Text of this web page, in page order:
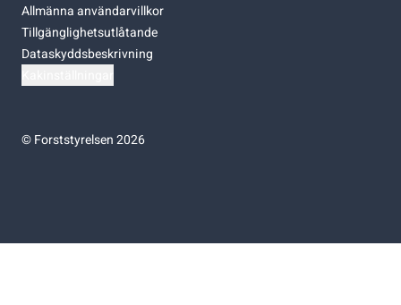
Allmänna användarvillkor
Tillgänglighetsutlåtande
Dataskyddsbeskrivning
©Forststyrelsen 2026